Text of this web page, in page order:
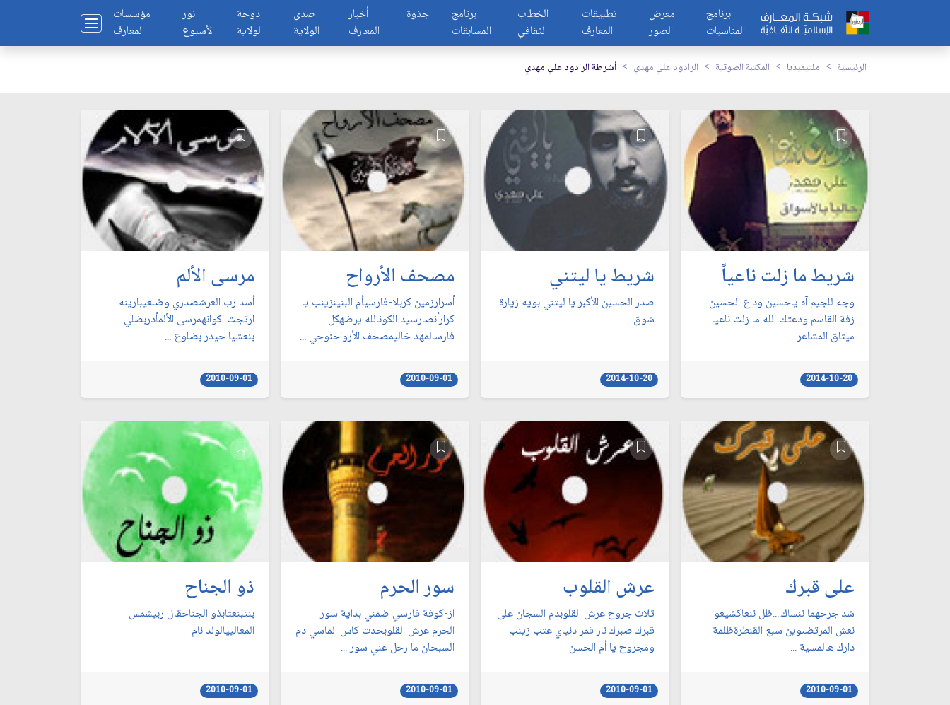
مؤسسات
المعارف
نور
الأسبوع
دوحة
الولاية
صدى
الولاية
أخبار
المعارف
جذوة
برنامج
المسابقات
الخطاب
الثقافي
تطبيقات
المعارف
معرض
الصور
برنامج
المناسبات
الرئيسية ملتيميديا المكتبة الصوتية الرادود علي مهدي أشرطة الرادود علي مهدي
شريط ما زلت ناعياً
وجه للجيم آه ياحسين وداع الحسين
زفة القاسم ودعتك الله ما زلت ناعيا
ميثاق المشاعر
2014-10-20
شريط يا ليتني
صدر الحسين الأكبر يا ليتني بويه زيارة
شوق
2014-10-20
مصحف الأرواح
أسرارزمين كربلا-فارسيأم البنينزينب يا
كرارأنصارسيد الكونالله يرضهكل
فارسالمهد خاليمصحف الأرواحنوحي ...
2010-09-01
مرسى الألم
أسد رب العرشصدري وضلعيبارينه
ارتجت اكوانهمرسى الألمأدربضلي
بنعشيا حيدر بضلوع ...
2010-09-01
على قبرك
شد جرحهما ننساك....ظل ننعاكشيعوا
نعش المرتضىوين سبع القنطرةظلمة
دارك هالمسية ...
2010-09-01
عرش القلوب
ثلاث جروح عرش القلوبدم السجان على
قبرك صبرك نار قمر دنياي عتب زينب
ومجروح يا أم الحسن
2010-09-01
سور الحرم
از-كوفة فارسي ضمني بداية سور
الحرم عرش القلوبحدت كاس الماسي دم
السبحان ما رحل عني سور ...
2010-09-01
ذو الجناح
بنتبنعتابذو الجناحقال ربيشمس
المعالييالولد نام
2010-09-01